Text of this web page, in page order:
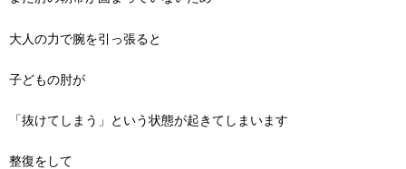
大人の力で腕を引っ張ると
子どもの肘が
「抜けてしまう」という状態が起きてしまいます
整復をして